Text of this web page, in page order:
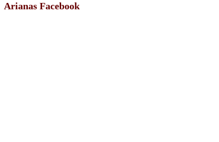
Arianas Facebook